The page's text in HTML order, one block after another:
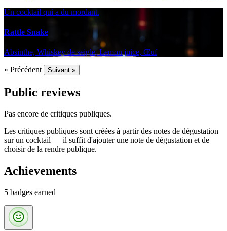
Un cocktail qui a du mordant.
Rattle Snake
Absinthe, Whiskey de seigle, Lemon juice, Œuf
« Précédent Suivant »
Public reviews
Pas encore de critiques publiques.
Les critiques publiques sont créées à partir des notes de dégustation
sur un cocktail — il suffit d'ajouter une note de dégustation et de
choisir de la rendre publique.
Achievements
5 badges earned